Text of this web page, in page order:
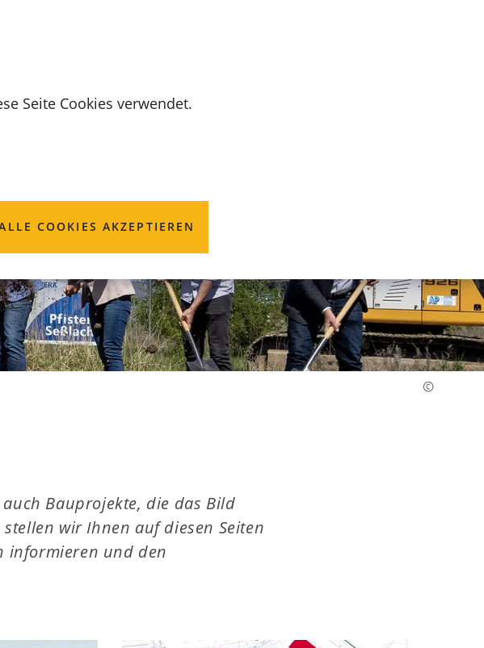
Seite Cookies verwendet.
COOKIES AKZEPTIEREN
Bauprojekte, die das Bild
wir Ihnen auf diesen Seiten
informieren und den